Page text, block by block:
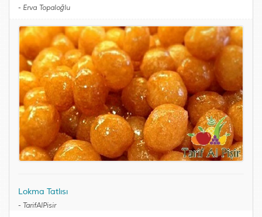
- Erva Topaloğlu
Lokma Tatlısı
- TarifAlPisir